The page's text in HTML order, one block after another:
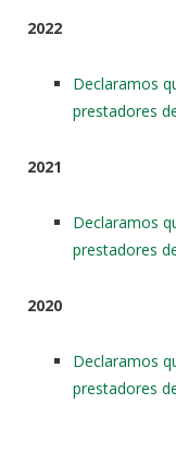
2022
Declaramos
prestadores
2021
Declaramos
prestadores
2020
Declaramos
prestadores